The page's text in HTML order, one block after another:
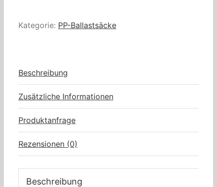
Kategorie: PP-Ballastsäcke
Beschreibung
Zusätzliche Informationen
Produktanfrage
Rezensionen (0)
Beschreibung